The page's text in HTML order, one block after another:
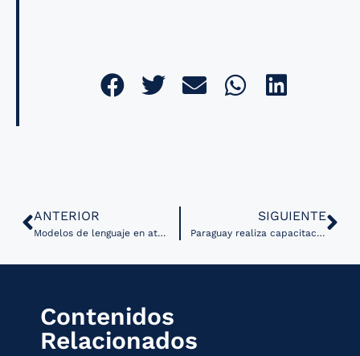
ANTERIOR
Modelos de lenguaje en atención médica son capaces de reducir costos
SIGUIENTE
Paraguay realiza capacitación en lenguaje de codificación para impulsar Salud Digital
Contenidos
Relacionados